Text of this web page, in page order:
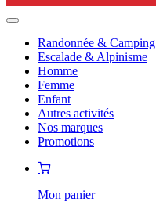
Randonnée & Camping
Escalade & Alpinisme
Homme
Femme
Enfant
Autres activités
Nos marques
Promotions
Mon panier